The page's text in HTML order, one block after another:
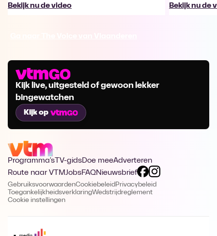
Bekijk nu de video Bekijk nu de
Kijk live, uitgesteld of gewoon lekker
bingewatchen
Kijk op
Programma's TV-gidsDoe meeAdverteren
Route naar VTMJobsFAQNieuwsbrief
GebruiksvoorwaardenCookiebeleid Privacybeleid
ToegankelijkheidsverklaringWedstrijdreglement
Cookie instellingen